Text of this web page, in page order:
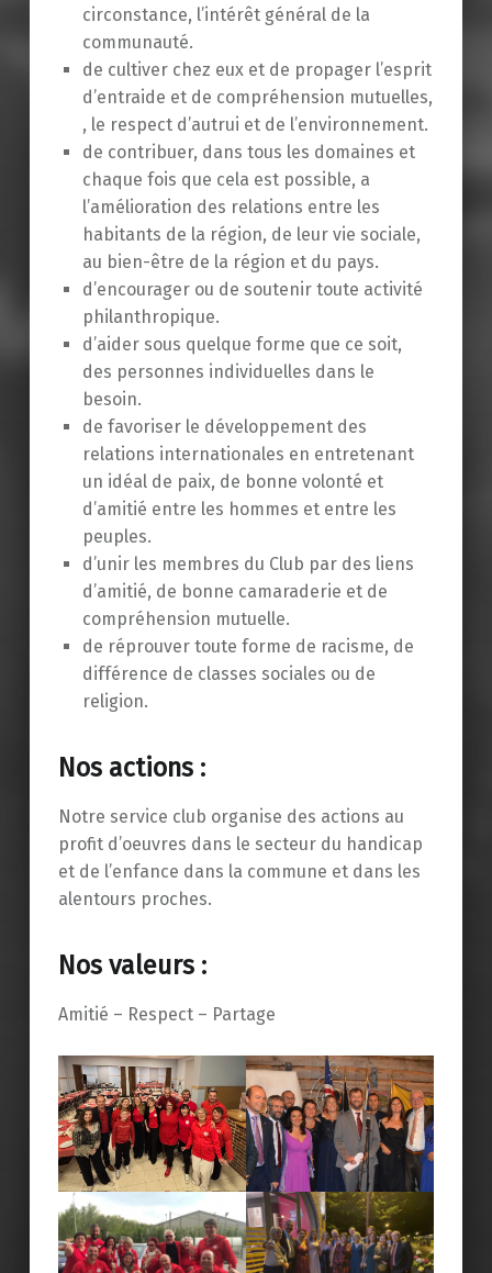
circonstance, l’intérêt général de la
communauté.
de cultiver chez eux et de propager l’esprit
d’entraide et de compréhension mutuelles,
, le respect d’autrui et de l’environnement.
de contribuer, dans tous les domaines et
chaque fois que cela est possible, a
l’amélioration des relations entre les
habitants de la région, de leur vie sociale,
au bien-être de la région et du pays.
d’encourager ou de soutenir toute activité
philanthropique.
d’aider sous quelque forme que ce soit,
des personnes individuelles dans le
besoin.
de favoriser le développement des
relations internationales en entretenant
un idéal de paix, de bonne volonté et
d’amitié entre les hommes et entre les
peuples.
d’unir les membres du Club par des liens
d’amitié, de bonne camaraderie et de
compréhension mutuelle.
de réprouver toute forme de racisme, de
différence de classes sociales ou de
religion.
Nos actions :
Notre service club organise des actions au
profit d’oeuvres dans le secteur du handicap
et de l’enfance dans la commune et dans les
alentours proches.
Nos valeurs :
Amitié – Respect – Partage